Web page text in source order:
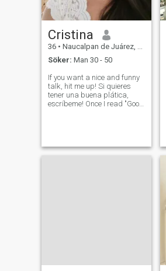
Cristina
36 • Naucalpan de Juárez, México, Mexico
Söker: Man 30 - 50
If you want a nice and funny
talk, hit me up! Si quieres
tener una buena plática,
escríbeme! Once I read "Good
that's me :) so I'm look